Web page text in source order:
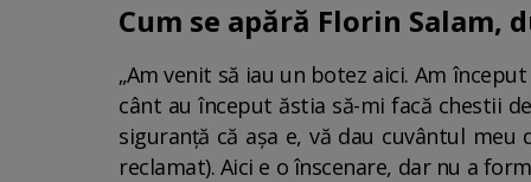
Cum se apără Florin Salam,
„Am venit să iau un botez aici. Am
cânt au început ăstia să-mi facă chestii
siguranță că așa e, vă dau cuvântul
reclamat). Aici e o înscenare, dar nu a